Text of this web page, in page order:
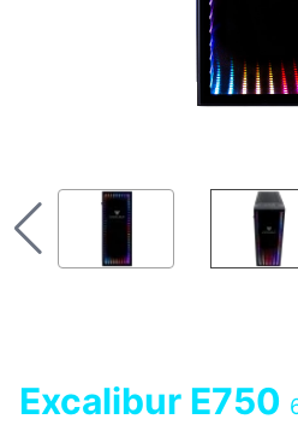
Excalibur E750